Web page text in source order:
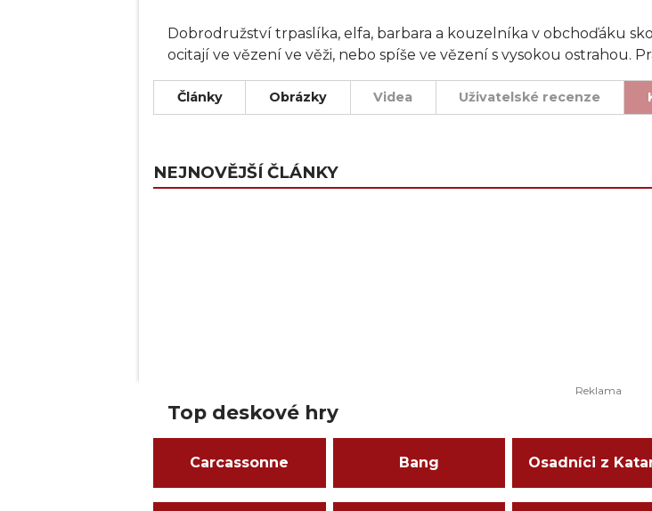
Dobrodružství trpaslíka, elfa, barbara a kouzelníka v obchoďáku
ocitají ve vězení ve věži, nebo spíše ve vězení s vysokou
hrdiny, který jim pomůže...
Cílem hry je projít co nejvíce úrovní a vězení tak opustit.
Články Obrázky Videa Uživatelské recenze
NEJNOVĚJŠÍ ČLÁNKY
Top deskové hry
Carcassonne Bang Osadníci z